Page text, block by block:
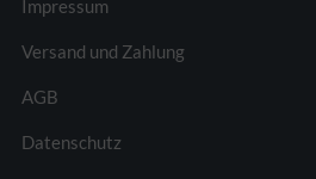
Impressum
Versand und Zahlung
AGB
Datenschutz